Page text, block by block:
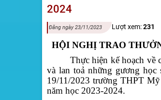
2024
Đăng ngày 23/11/2023 Lượt xem:231
HỘI NGHỊ TRAO
Thực hiện kế hoạch về
và lan toả những gương học
19/11/2023 trường THPT
năm học 2023-2024.